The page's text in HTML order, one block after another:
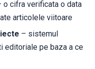
o cifra verificata o data
articolele viitoare
– sistemul
editoriale pe baza a ce